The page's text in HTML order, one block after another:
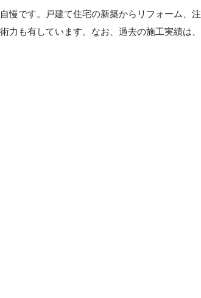
慢です。戸建て住宅の新築からリフォーム、
力も有しています。なお、過去の施工実績は